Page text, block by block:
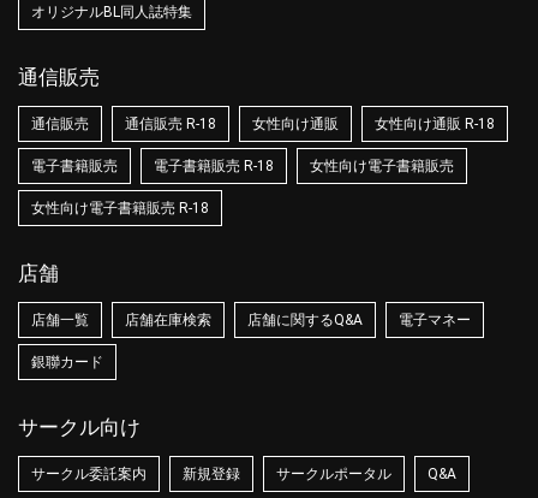
オリジナルBL同人誌特集
通信販売
通信販売 通信販売 R-18 女性向け通販 女性向け通販 R-18
電子書籍販売 電子書籍販売 R-18 女性向け電子書籍販売
女性向け電子書籍販売 R-18
店舗
店舗一覧 店舗在庫検索 店舗に関するQ&A 電子マネー
銀聯カード
サークル向け
サークル委託案内 新規登録 サークルポータル Q&A